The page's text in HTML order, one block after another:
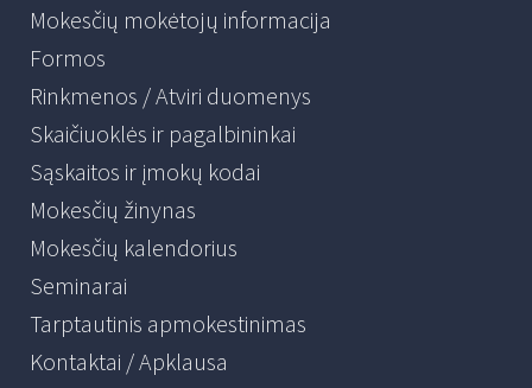
Mokesčių mokėtojų informacija
Formos
Rinkmenos / Atviri duomenys
Skaičiuoklės ir pagalbininkai
Sąskaitos ir įmokų kodai
Mokesčių žinynas
Mokesčių kalendorius
Seminarai
Tarptautinis apmokestinimas
Kontaktai / Apklausa